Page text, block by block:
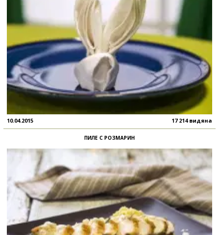
10.04.2015 17 214 видяна
ПИЛЕ С РОЗМАРИН